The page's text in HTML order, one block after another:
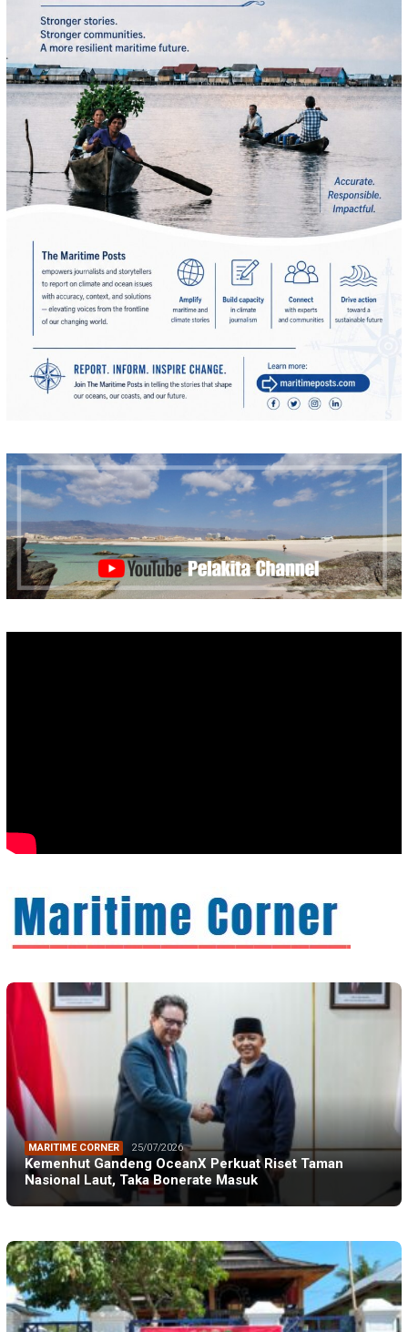
MARITIME CORNER 25/07/2026
Kemenhut Gandeng OceanX Perkuat Riset Taman
Nasional Laut, Taka Bonerate Masuk